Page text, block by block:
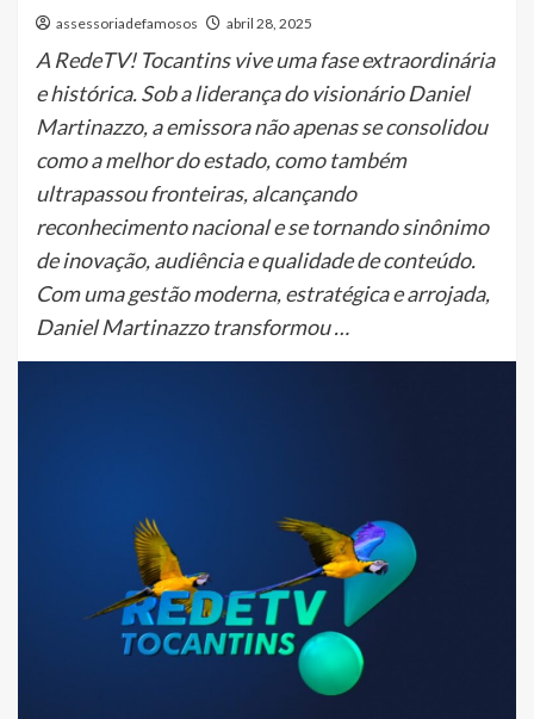
assessoriadefamosos abril 28, 2025
A RedeTV! Tocantins vive uma fase extraordinária
e histórica. Sob a liderança do visionário Daniel
Martinazzo, a emissora não apenas se consolidou
como a melhor do estado, como também
ultrapassou fronteiras, alcançando
reconhecimento nacional e se tornando sinônimo
de inovação, audiência e qualidade de conteúdo.
Com uma gestão moderna, estratégica e arrojada,
Daniel Martinazzo transformou …